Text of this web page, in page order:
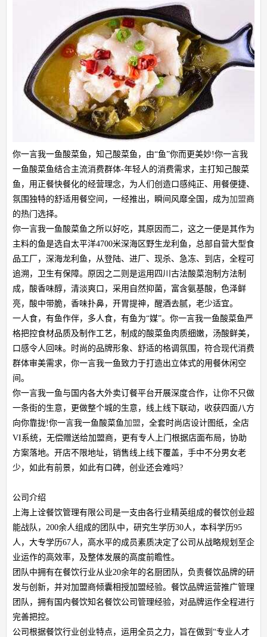
你一言我一鱼酸菜鱼，知己酸菜鱼，由“鱼”你而更美妙!你一言我
一鱼酸菜鱼结合主流消费群体-年轻人的消费需求，主打知己酸菜
鱼，用正餐快餐化的经营理念，为人们创造口感纯正、用餐便捷、
氛围独特的舒适用餐空间，一经推出，瞬间风靡全国，成为加盟商
的热门选择。
你一言我一鱼酸菜鱼之所以好吃，其原因而二，这之一便是其作为
主料的鱼是选自太平洋4700米深海区野生龙利鱼，总部自营大型食
品工厂，深海龙利鱼，从登陆、进厂、现杀、急冻、到店，全程可
追溯，卫生有保障。原因之二则是运用四川古法酸菜泡制方法制
成，酸香味醇，清淡爽口，采用自然抑菌，富含氨基酸，色泽鲜
亮，酸中带脆，香味扑鼻，开胃提神，醒酒去腻，老少适宜。
一人食，有鱼作伴，多人食，有鱼为“媒”。你一言我一鱼酸菜鱼严
格把控食材品质及制作工艺，制成的酸菜鱼肉质细嫩，汤酸鲜美，
口感令人回味。时尚的品牌形象、舒适的格调氛围，符合现代消费
群体审美需求，你一言我一鱼致力于打造出立体式的用餐休闲空
间。
你一言我一鱼与国内各大外卖订餐平台开展深度合作，让你不只做
一条街的生意，更做整个城的生意，线上线下联动，收获四面八方
向你靠拢!你一言我一鱼酸菜鱼加盟 ，全套时尚店设计图纸，全店
VI系统，无偿赠送给加盟商，更有专人上门根据店面布局，协助
方案落地。开店不限地址，销售线上线下覆盖，手中不分男女老
少，如此有前景，如此有口碑，创业还会难吗?
公司介绍
上海上诠餐饮管理有限公司是一支由各行业精英组成的餐饮创业超
能战队，200余人组成的团队中，研究生学历30人，本科学历95
人，大专学历67人，高水平的成员素质决定了公司从战略规划至企
业运作的高效率，及整体发展的高度前瞻性。
团队中拥有在餐饮行业从业20余年的名厨团队，负责餐饮品牌的研
发与创新，并对加盟商倾囊相授加盟经验。餐饮品牌运营推广管理
团队，拥有国内餐饮知名餐饮公司管理经验，对品牌运作全程进行
完善把控。
公司根据餐饮行业创业特点，运用全员之力，旨在做到“专业人才